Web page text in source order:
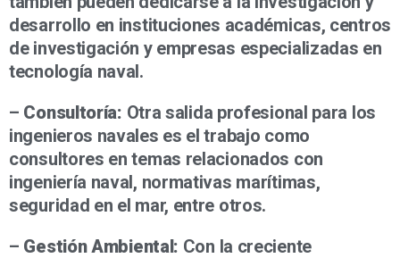
desarrollo en instituciones académicas, centros
de investigación y empresas especializadas en
tecnología naval.
– Consultoría: Otra salida profesional para los
ingenieros navales es el trabajo como
consultores en temas relacionados con
ingeniería naval, normativas marítimas,
seguridad en el mar, entre otros.
– Gestión Ambiental: Con la creciente